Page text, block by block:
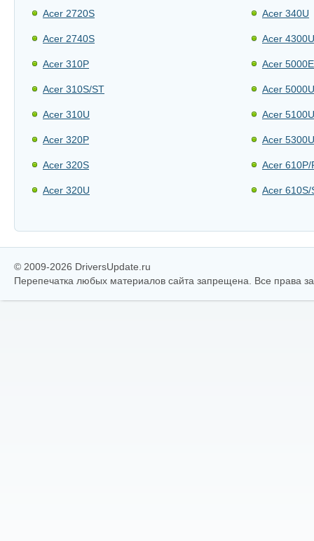
Acer 2720S
Acer 2740S
Acer 310P
Acer 310S/ST
Acer 310U
Acer 320P
Acer 320S
Acer 320U
Acer 340U
Acer 4300U
Acer 5000E
Acer 5000U
Acer 5100U
Acer 5300U
Acer 610P/
Acer 610S/
© 2009-2026 DriversUpdate.ru
Перепечатка любых материалов сайта запрещена. Все права